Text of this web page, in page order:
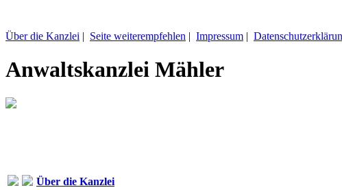
Über die Kanzlei | Seite weiterempfehlen | Impressum |
Anwaltskanzlei Mähler
Über die Kanzlei